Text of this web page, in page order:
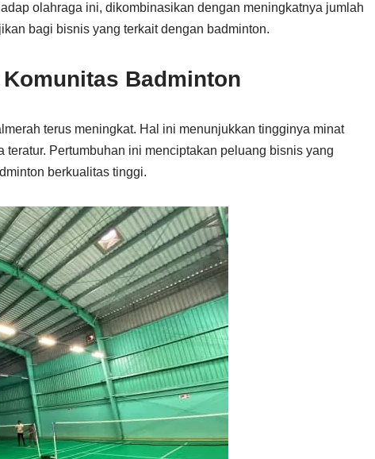
olahraga ini, dikombinasikan dengan meningkatnya jumlah
bagi bisnis yang terkait dengan badminton.
Badminton
terus meningkat. Hal ini menunjukkan tingginya minat
teratur. Pertumbuhan ini menciptakan peluang bisnis yang
berkualitas tinggi.